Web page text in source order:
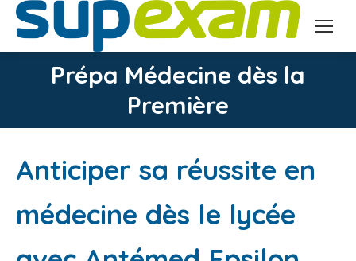
Prépa Médecine dès la
Première
Anticiper sa réussite en
médecine dès le lycée